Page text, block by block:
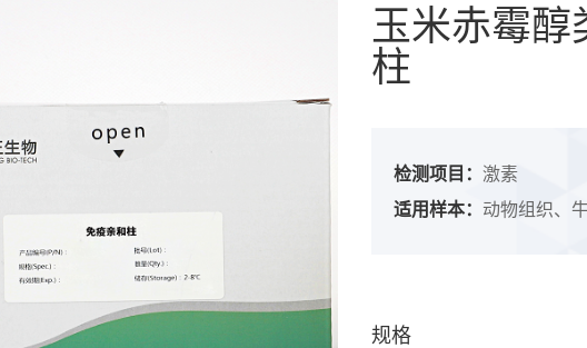
玉米赤霉醇
柱
检测项目： 激素
适用样本： 动物组织、
规格